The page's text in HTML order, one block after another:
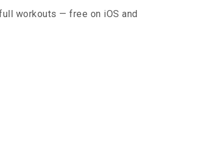
workouts — free on iOS and